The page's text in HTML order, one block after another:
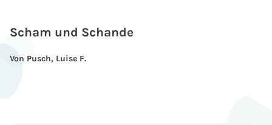
Scham und Schande
Von Pusch, Luise F.